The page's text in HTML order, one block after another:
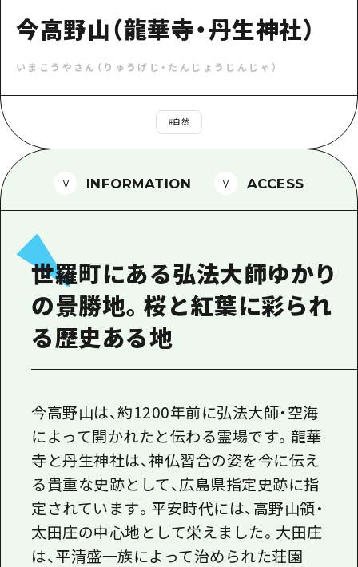
定番
山口県東部
弾丸
日帰り
2泊3日
愛媛県
島根県
お得な周遊チケット
HIROSHIMA FREE Wi-Fi
観光案内所
広島県を訪れる外国人旅行者向け情報一
ボランティアガイド
ガイドブック
広島県の魅力を動画でご紹介！
よくあるご質問
フォトダウンロード
関連リンク
事業者・学校関係者の皆さま
今高野山（龍華寺・丹生神社）
いまこうやさん（りゅうげじ・たんじょうじんじゃ）
#自然
INFORMATION ACCESS
世羅町にある弘法大師ゆかり
の景勝地。桜と紅葉に彩られ
る歴史ある地
今高野山は、約1200年前に弘法大師・空海
によって開かれたと伝わる霊場です。龍華
寺と丹生神社は、神仏習合の姿を今に伝え
る貴重な史跡として、広島県指定史跡に指
定されています。平安時代には、高野山領・
太田庄の中心地として栄えました。大田庄
は、平清盛一族によって治められた荘園